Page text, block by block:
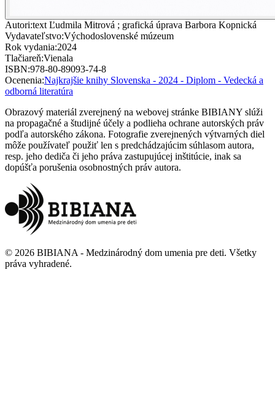
Autori:text Ľudmila Mitrová ; grafická úprava Barbora Kopnická
Vydavateľstvo:Východoslovenské múzeum
Rok vydania:2024
Tlačiareň:Vienala
ISBN:978-80-89093-74-8
Ocenenia:Najkrajšie knihy Slovenska - 2024 - Diplom - Vedecká a
odborná literatúra
Obrazový materiál zverejnený na webovej stránke BIBIANY slúži
na propagačné a študijné účely a podlieha ochrane autorských práv
podľa autorského zákona. Fotografie zverejnených výtvarných diel
môže používateľ použiť len s predchádzajúcim súhlasom autora,
resp. jeho dediča či jeho práva zastupujúcej inštitúcie, inak sa
dopúšťa porušenia osobnostných práv autora.
© 2026 BIBIANA - Medzinárodný dom umenia pre deti. Všetky
práva vyhradené.